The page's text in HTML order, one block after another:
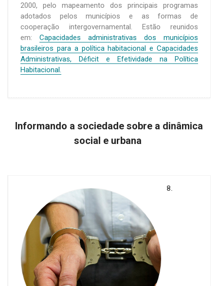
2000, pelo mapeamento dos principais programas
adotados pelos municípios e as formas de
cooperação intergovernamental. Estão reunidos
em: Capacidades administrativas dos municípios
brasileiros para a política habitacional e Capacidades
Administrativas, Déficit e Efetividade na Política
Habitacional.
Informando a sociedade sobre a dinâmica
social e urbana
8.